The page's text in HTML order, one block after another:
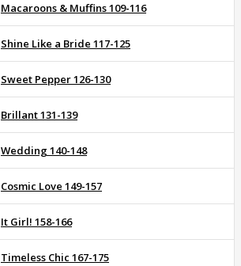
Macaroons & Muffins 109-116
Shine Like a Bride 117-125
Sweet Pepper 126-130
Brillant 131-139
Wedding 140-148
Cosmic Love 149-157
It Girl! 158-166
Timeless Chic 167-175